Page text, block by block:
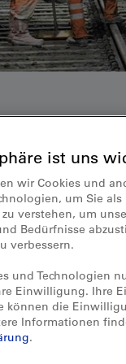
im
im
die BLS
mit der
ist uns
wir Cookies und
um Sie
zu verstehen, um
Bedürfnisse
verbessern.
und Technologien
Einwilligung. Ihre
können die
Informationen
.